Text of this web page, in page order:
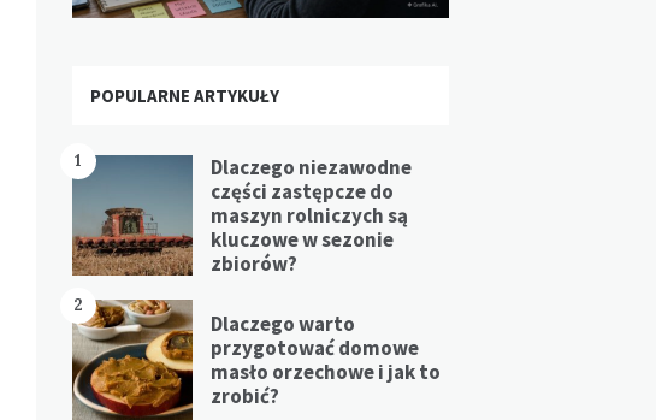
POPULARNE ARTYKUŁY
1
Dlaczego niezawodne
części zastępcze do
maszyn rolniczych są
kluczowe w sezonie
zbiorów?
2
Dlaczego warto
przygotować domowe
masło orzechowe i jak to
zrobić?